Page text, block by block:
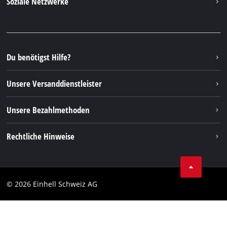
Instagram
TikTok
Pinterest
Du benötigst Hilfe?
Unsere Versanddienstleister
Unsere Bezahlmethoden
Rechtliche Hinweise
Impressum
© 2026 Einhell Schweiz AG